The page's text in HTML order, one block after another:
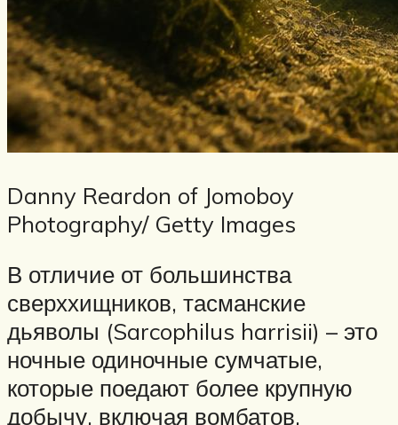
Danny Reardon of Jomoboy
Photography/ Getty Images
В отличие от большинства
сверххищников, тасманские
дьяволы (Sarcophilus harrisii) – это
ночные одиночные сумчатые,
которые поедают более крупную
добычу, включая вомбатов,